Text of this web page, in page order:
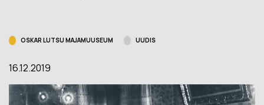
OSKAR LUTSU MAJAMUUSEUM UUDIS
16.12.2019